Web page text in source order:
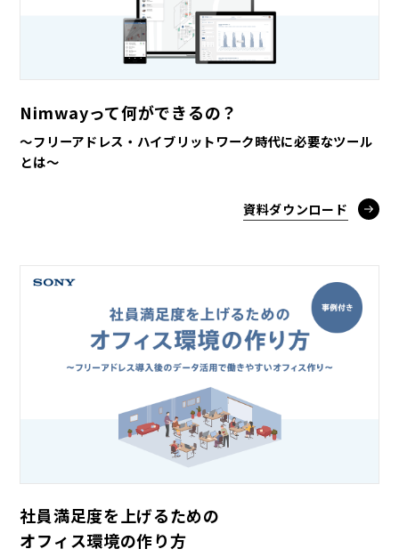
Nimwayって何ができるの？
～フリーアドレス・ハイブリットワーク時代に必要なツール
とは～
資料ダウンロード
社員満足度を上げるための
オフィス環境の作り方